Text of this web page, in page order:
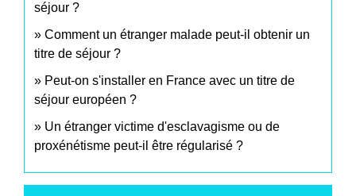
séjour ?
Comment un étranger malade peut-il obtenir un
titre de séjour ?
Peut-on s'installer en France avec un titre de
séjour européen ?
Un étranger victime d'esclavagisme ou de
proxénétisme peut-il être régularisé ?